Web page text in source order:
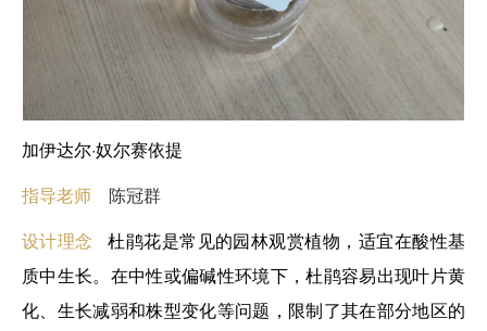
加伊达尔·奴尔赛依提
指导老师 陈冠群
设计理念 杜鹃花是常见的园林观赏植物，适宜在酸性基
质中生长。在中性或偏碱性环境下，杜鹃容易出现叶片黄
化、生长减弱和株型变化等问题，限制了其在部分地区的